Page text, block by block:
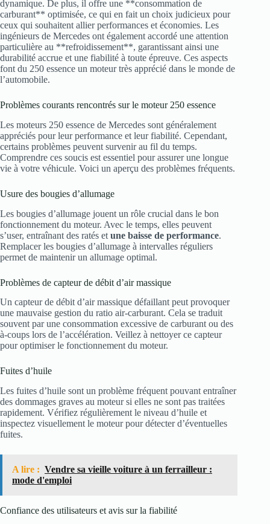
dynamique. De plus, il offre une **consommation de
carburant** optimisée, ce qui en fait un choix judicieux pour
ceux qui souhaitent allier performances et économies. Les
ingénieurs de Mercedes ont également accordé une attention
particulière au **refroidissement**, garantissant ainsi une
durabilité accrue et une fiabilité à toute épreuve. Ces aspects
font du 250 essence un moteur très apprécié dans le monde de
l’automobile.
Problèmes courants rencontrés sur le moteur 250 essence
Les moteurs 250 essence de Mercedes sont généralement
appréciés pour leur performance et leur fiabilité. Cependant,
certains problèmes peuvent survenir au fil du temps.
Comprendre ces soucis est essentiel pour assurer une longue
vie à votre véhicule. Voici un aperçu des problèmes fréquents.
Usure des bougies d’allumage
Les bougies d’allumage jouent un rôle crucial dans le bon
fonctionnement du moteur. Avec le temps, elles peuvent
s’user, entraînant des ratés et une baisse de performance.
Remplacer les bougies d’allumage à intervalles réguliers
permet de maintenir un allumage optimal.
Problèmes de capteur de débit d’air massique
Un capteur de débit d’air massique défaillant peut provoquer
une mauvaise gestion du ratio air-carburant. Cela se traduit
souvent par une consommation excessive de carburant ou des
à-coups lors de l’accélération. Veillez à nettoyer ce capteur
pour optimiser le fonctionnement du moteur.
Fuites d’huile
Les fuites d’huile sont un problème fréquent pouvant entraîner
des dommages graves au moteur si elles ne sont pas traitées
rapidement. Vérifiez régulièrement le niveau d’huile et
inspectez visuellement le moteur pour détecter d’éventuelles
fuites.
A lire : Vendre sa vieille voiture à un ferrailleur :
mode d'emploi
Confiance des utilisateurs et avis sur la fiabilité